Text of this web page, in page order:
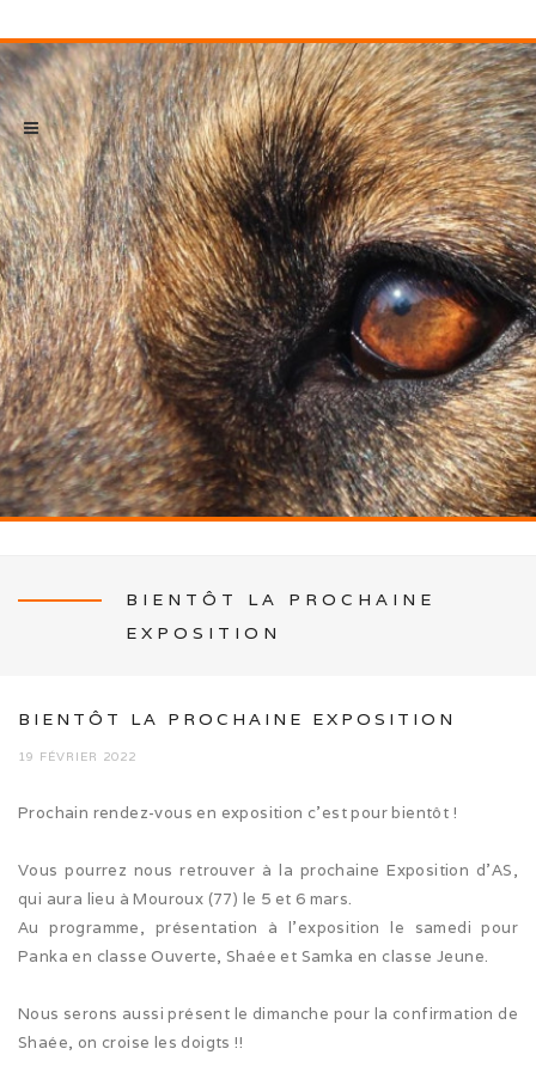
Nos activités canines
Photos de famille
Journée Tolling (08/26)
BIENTÔT LA PROCHAINE
EXPOSITION
BIENTÔT LA PROCHAINE EXPOSITION
19 FÉVRIER 2022
Prochain rendez-vous en exposition c’est pour bientôt !
Vous pourrez nous retrouver à la prochaine Exposition d’AS,
qui aura lieu à Mouroux (77) le 5 et 6 mars.
Au programme, présentation à l’exposition le samedi pour
Panka en classe Ouverte, Shaée et Samka en classe Jeune.
Nous serons aussi présent le dimanche pour la confirmation de
Shaée, on croise les doigts !!